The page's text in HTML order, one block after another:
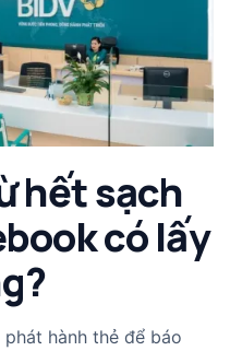
hết sạch
có lấy
hành thẻ để báo